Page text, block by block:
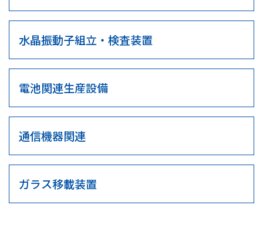
水晶振動子組立・検査装置
電池関連生産設備
通信機器関連
ガラス移載装置